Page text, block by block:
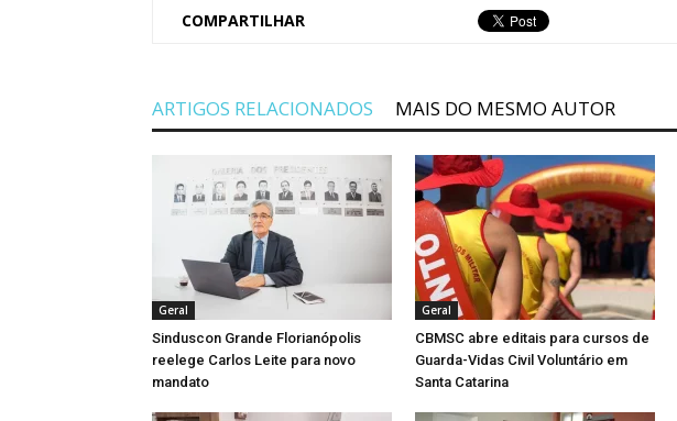
COMPARTILHAR
ARTIGOS RELACIONADOS MAIS DO MESMO AUTOR
Geral
Sinduscon Grande Florianópolis
reelege Carlos Leite para novo
mandato
Geral
CBMSC abre editais para cursos de
Guarda-Vidas Civil Voluntário em
Santa Catarina